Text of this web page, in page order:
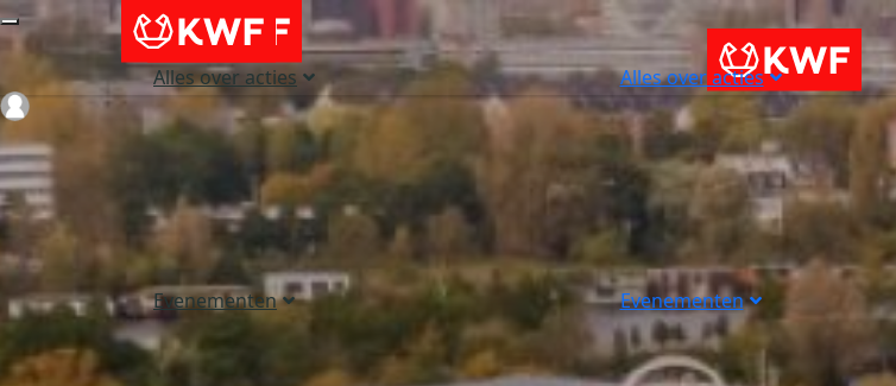
Alles over acties
Evenementen
Alles over acties
Evenementen
Login